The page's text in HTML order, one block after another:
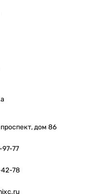
дом 86
77
42-78